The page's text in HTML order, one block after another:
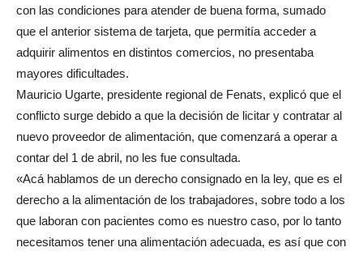
con las condiciones para atender de buena forma, sumado
que el anterior sistema de tarjeta, que permitía acceder a
adquirir alimentos en distintos comercios, no presentaba
mayores dificultades.
Mauricio Ugarte, presidente regional de Fenats, explicó que el
conflicto surge debido a que la decisión de licitar y contratar al
nuevo proveedor de alimentación, que comenzará a operar a
contar del 1 de abril, no les fue consultada.
«Acá hablamos de un derecho consignado en la ley, que es el
derecho a la alimentación de los trabajadores, sobre todo a los
que laboran con pacientes como es nuestro caso, por lo tanto
necesitamos tener una alimentación adecuada, es así que con